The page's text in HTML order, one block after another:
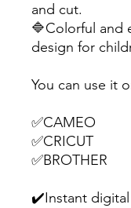
and cut.
🔷Colorful and
design for
You can use it
✅CAMEO
✅CRICUT
✅BROTHER
✔️Instant digital